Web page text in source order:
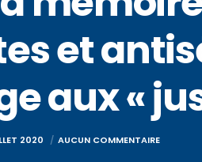
et
aux «
2020 AUCUN COMMENTAIRE